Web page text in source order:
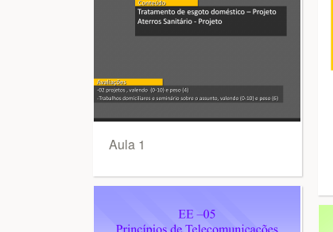
Aula 1